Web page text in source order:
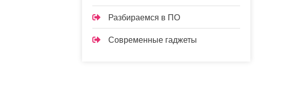
Разбираемся в ПО
Современные гаджеты